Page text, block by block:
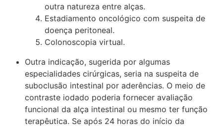
outra natureza entre alças.
Estadiamento oncológico com suspeita de
doença peritoneal.
Colonoscopia virtual.
Outra indicação, sugerida por algumas
especialidades cirúrgicas, seria na suspeita de
suboclusão intestinal por aderências. O meio de
contraste iodado poderia fornecer avaliação
funcional da alça intestinal ou mesmo ter função
terapêutica. Se após 24 horas do início da